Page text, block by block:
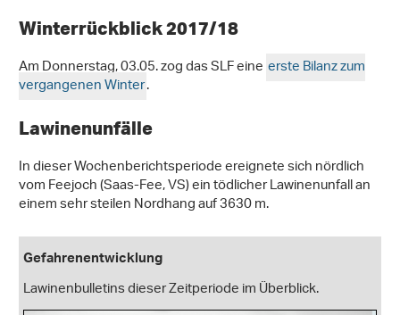
Winterrückblick 2017/18
Am Donnerstag, 03.05. zog das SLF eineerste Bilanz zum
vergangenen Winter.
Lawinenunfälle
In dieser Wochenberichtsperiode ereignete sich nördlich
vom Feejoch (Saas-Fee, VS) ein tödlicher Lawinenunfall an
einem sehr steilen Nordhang auf 3630 m.
Gefahrenentwicklung
Lawinenbulletins dieser Zeitperiode im Überblick.